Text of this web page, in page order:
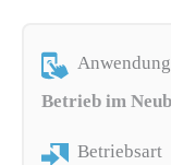
Anwendung
Betrieb im
Betriebsart